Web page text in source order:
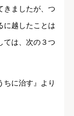
きましたが、つ
に越したことは
ては、次の３つ
に治す』より